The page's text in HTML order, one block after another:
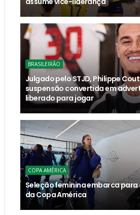
BRASILEIRÃO
Julgado pelo STJD, Philippe
suspensão convertida em
liberado para jogar
COPA AMÉRICA
Seleção feminina embarca para
da Copa América